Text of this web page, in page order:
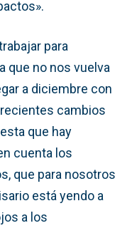
para
que no nos vuelva
a diciembre con
cambios
que hay
cuenta los
que para nosotros
está yendo a
a los